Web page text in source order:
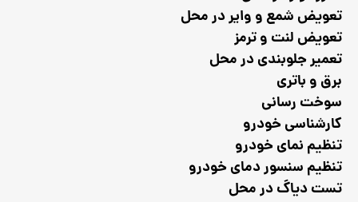
تعویض شمع و وایر در محل
تعویض لنت و ترمز
تعمیر جلوبندی در محل
برق و باتری
سوخت رسانی
کارشناسی خودرو
تنظیم نمای خودرو
تنظیم سنسور دمای خودرو
تست دیاگ در محل